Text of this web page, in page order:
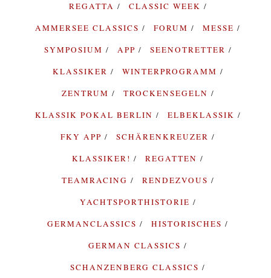
REGATTA
CLASSIC WEEK
AMMERSEE CLASSICS
FORUM
MESSE
SYMPOSIUM
APP
SEENOTRETTER
KLASSIKER
WINTERPROGRAMM
ZENTRUM
TROCKENSEGELN
KLASSIK POKAL BERLIN
ELBEKLASSIK
FKY APP
SCHÄRENKREUZER
KLASSIKER!
REGATTEN
TEAMRACING
RENDEZVOUS
YACHTSPORTHISTORIE
GERMANCLASSICS
HISTORISCHES
GERMAN CLASSICS
SCHANZENBERG CLASSICS